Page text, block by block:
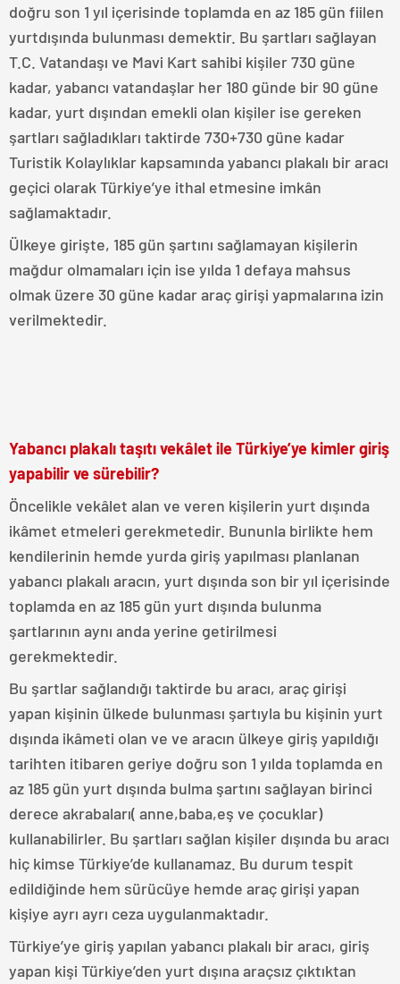
doğru son 1 yıl içerisinde toplamda en az 185 gün fiilen
yurtdışında bulunması demektir. Bu şartları sağlayan
T.C. Vatandaşı ve Mavi Kart sahibi kişiler 730 güne
kadar, yabancı vatandaşlar her 180 günde bir 90 güne
kadar, yurt dışından emekli olan kişiler ise gereken
şartları sağladıkları taktirde 730+730 güne kadar
Turistik Kolaylıklar kapsamında yabancı plakalı bir aracı
geçici olarak Türkiye’ye ithal etmesine imkân
sağlamaktadır.
Ülkeye girişte, 185 gün şartını sağlamayan kişilerin
mağdur olmamaları için ise yılda 1 defaya mahsus
olmak üzere 30 güne kadar araç girişi yapmalarına izin
verilmektedir.
Yabancı plakalı taşıtı vekâlet ile Türkiye’ye kimler giriş
yapabilir ve sürebilir?
Öncelikle vekâlet alan ve veren kişilerin yurt dışında
ikâmet etmeleri gerekmetedir. Bununla birlikte hem
kendilerinin hemde yurda giriş yapılması planlanan
yabancı plakalı aracın, yurt dışında son bir yıl içerisinde
toplamda en az 185 gün yurt dışında bulunma
şartlarının aynı anda yerine getirilmesi
gerekmektedir.
Bu şartlar sağlandığı taktirde bu aracı, araç girişi
yapan kişinin ülkede bulunması şartıyla bu kişinin yurt
dışında ikâmeti olan ve ve aracın ülkeye giriş yapıldığı
tarihten itibaren geriye doğru son 1 yılda toplamda en
az 185 gün yurt dışında bulma şartını sağlayan birinci
derece akrabaları( anne,baba,eş ve çocuklar)
kullanabilirler. Bu şartları sağlan kişiler dışında bu aracı
hiç kimse Türkiye’de kullanamaz. Bu durum tespit
edildiğinde hem sürücüye hemde araç girişi yapan
kişiye ayrı ayrı ceza uygulanmaktadır.
Türkiye’ye giriş yapılan yabancı plakalı bir aracı, giriş
yapan kişi Türkiye’den yurt dışına araçsız çıktıktan